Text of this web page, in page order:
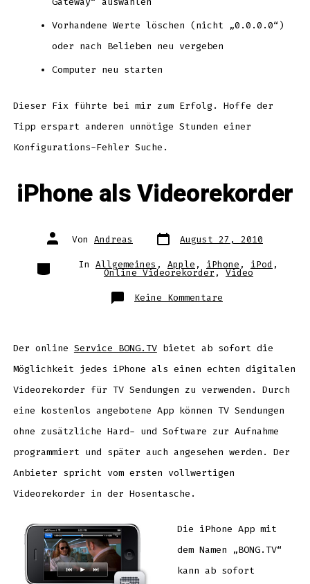
Vorhandene Werte löschen (nicht „0.0.0.0“)
oder nach Belieben neu vergeben
Computer neu starten
Dieser Fix führte bei mir zum Erfolg. Hoffe der
Tipp erspart anderen unnötige Stunden einer
Konfigurations-Fehler Suche.
iPhone als Videorekorder
Autor
des Von Andreas Datum
des
August 27, 2010
Kategorien
In Allgemeines , Apple , iPhone , iPod ,
Online Videorekorder,Video
Keine Kommentare
iPhone
Der online Service BONG.TVbietet ab sofort die
Möglichkeit jedes iPhone als einen echten digitalen
Videorekorder für TV Sendungen zu verwenden. Durch
eine kostenlos angebotene App können TV Sendungen
ohne zusätzliche Hard- und Software zur Aufnahme
programmiert und später auch angesehen werden. Der
Anbieter spricht vom ersten vollwertigen
Videorekorder in der Hosentasche.
Die iPhone App mit
dem Namen „BONG.TV“
kann ab sofort